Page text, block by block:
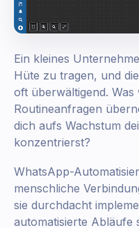
Ein kleines
Hüte zu tragen, und
oft überwältigend.
Routineanfragen
dich aufs Wachstum
konzentrierst?
WhatsApp-
menschliche
sie durchdacht
automatisierte